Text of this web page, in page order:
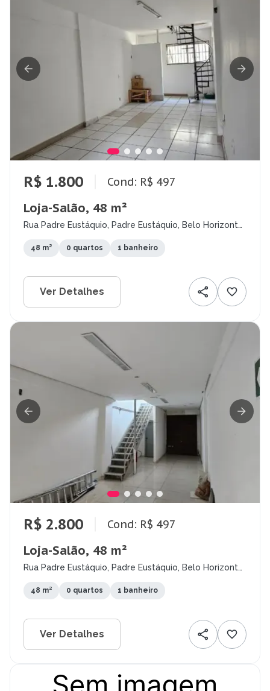
R$ 1.800 Cond: R$ 497
Loja-Salão, 48 m²
Rua Padre Eustáquio, Padre Eustáquio, Belo Horizonte
48 m² 0 quartos 1 banheiro
Ver Detalhes
R$ 2.800 Cond: R$ 497
Loja-Salão, 48 m²
Rua Padre Eustáquio, Padre Eustáquio, Belo Horizonte
48 m² 0 quartos 1 banheiro
Ver Detalhes